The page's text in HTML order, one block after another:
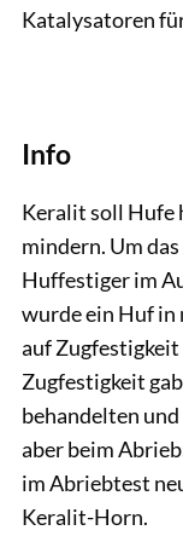
Katalysatoren
Info
Keralit soll Hufe
mindern. Um
Huffestiger im
wurde ein Huf in
auf
Zugfestigkeit
behandelten
aber beim
im Abriebtest
Keralit-Horn.